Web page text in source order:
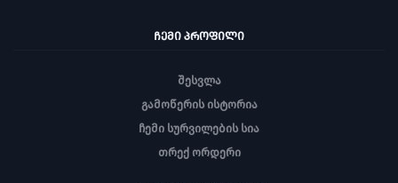
ᲩᲔᲛᲘ ᲞᲠᲝᲤᲘᲚᲘ
შესვლა
გამოწერის ისტორია
ჩემი სურვილების სია
თრექ ორდერი